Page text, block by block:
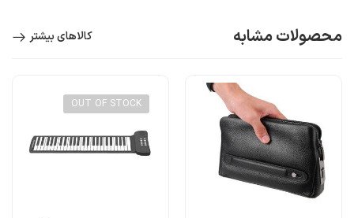
محصولات مشابه کالاهای بیشتر
OUT OF STOCK